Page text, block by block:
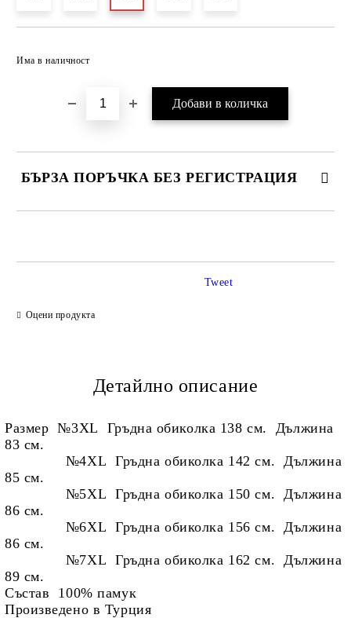
Има в наличност
БЪРЗА ПОРЪЧКА БЕЗ РЕГИСТРАЦИЯ
Оцени продукта
Tweet
Детайлно описание
Размер №3XL Гръдна обиколка 138 см. Дължина
83 см.
№4XL Гръдна обиколка 142 см. Дължина
85 см.
№5XL Гръдна обиколка 150 см. Дължина
86 см.
№6XL Гръдна обиколка 156 см. Дължина
86 см.
№7XL Гръдна обиколка 162 см. Дължина
89 см.
Състав 100% памук
Произведено в Турция